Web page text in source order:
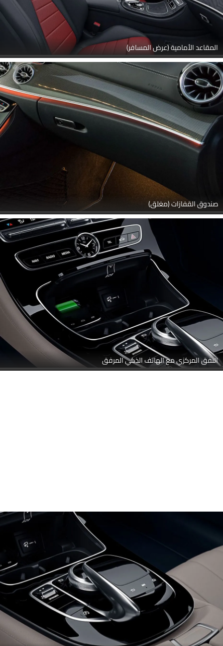
المقاعد الأمامية (عرض المسافر)
صندوق القفازات (مغلق)
النفق المركزي مع الهاتف الذكي المرفق